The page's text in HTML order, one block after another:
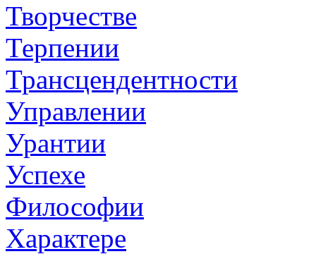
Творчестве
Терпении
Трансцендентности
Управлении
Урантии
Успехе
Философии
Характере